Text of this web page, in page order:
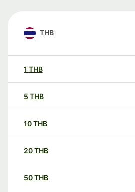
THB
1 THB
5 THB
10THB
20THB
50THB